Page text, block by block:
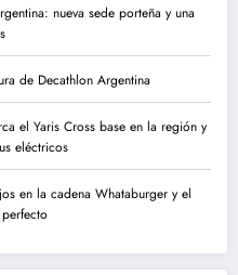
nueva sede porteña y una
de Decathlon Argentina
el Yaris Cross base en la región y
eléctricos
en la cadena Whataburger y el